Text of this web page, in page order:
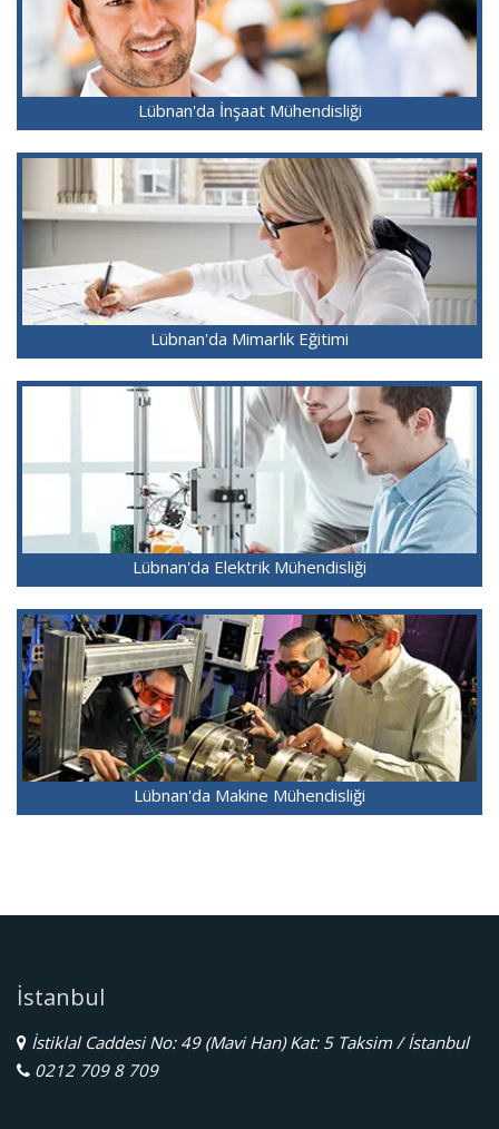
Lübnan'da İnşaat Mühendisliği
Lübnan'da Mimarlık Eğitimi
Lübnan'da Elektrik Mühendisliği
Lübnan'da Makine Mühendisliği
İstanbul
İstiklal Caddesi No: 49 (Mavi Han) Kat: 5 Taksim / İstanbul
0212 709 8 709